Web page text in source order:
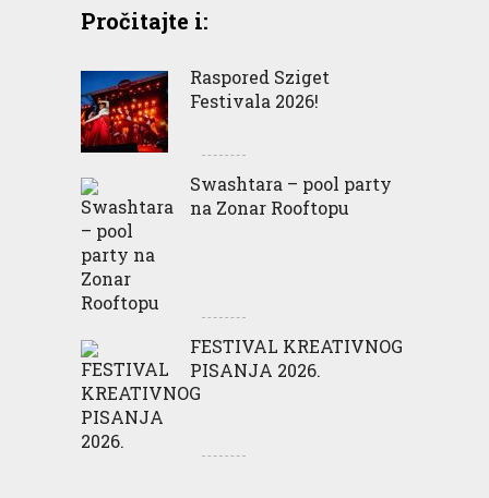
Pročitajte i:
Raspored Sziget
Festivala 2026!
Swashtara – pool party
na Zonar Rooftopu
FESTIVAL KREATIVNOG
PISANJA 2026.